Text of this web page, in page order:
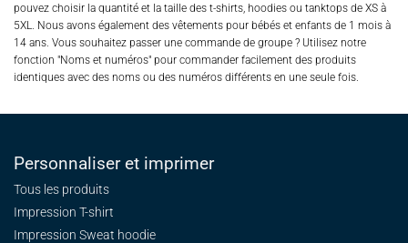
pouvez choisir la quantité et la taille des t-shirts, hoodies ou tanktops de XS à
5XL. Nous avons également des vêtements pour bébés et enfants de 1 mois à
14 ans. Vous souhaitez passer une commande de groupe ? Utilisez notre
fonction "Noms et numéros" pour commander facilement des produits
identiques avec des noms ou des numéros différents en une seule fois.
Personnaliser et imprimer
Tous les produits
Impression T-shirt
Impression Sweat hoodie